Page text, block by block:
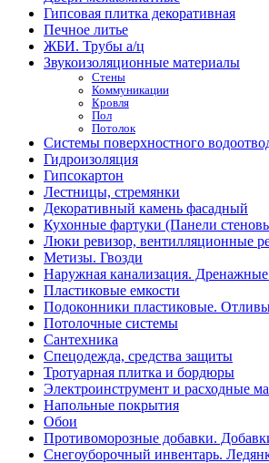
Гипсовая плитка декоративная
Печное литье
ЖБИ. Трубы а/ц
Звукоизоляционные материалы
Стены
Коммуникации
Кровля
Пол
Потолок
Системы поверхностного
Гидроизоляция
Гипсокартон
Лестницы, стремянки
Декоративный камень фасадный
Кухонные фартуки (Панели
Люки ревизор, вентилляционные
Метизы. Гвозди
Наружная канализация.
Пластиковые емкости
Подоконники пластиковые.
Потолочные системы
Сантехника
Спецодежда, средства защиты
Тротуарная плитка и бордюры
Электроинструмент и расходные
Напольные покрытия
Обои
Противоморозные добавки.
Снегоуборочный инвентарь.